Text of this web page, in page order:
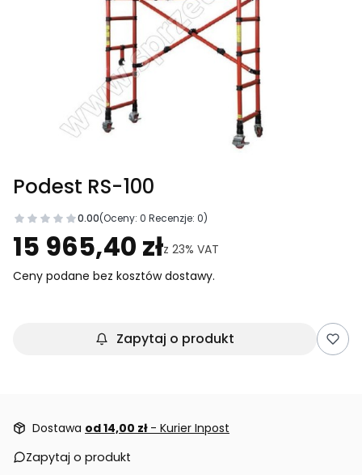
Podest RS-100
0.00(Oceny: 0 Recenzje: 0)
Przejdź do sekcji Opinie
15 965,40 złz 23% VAT
Ceny podane bez kosztów dostawy.
Zapytaj o produkt
Dostawa od 14,00 zł - Kurier Inpost
Zapytaj o produkt